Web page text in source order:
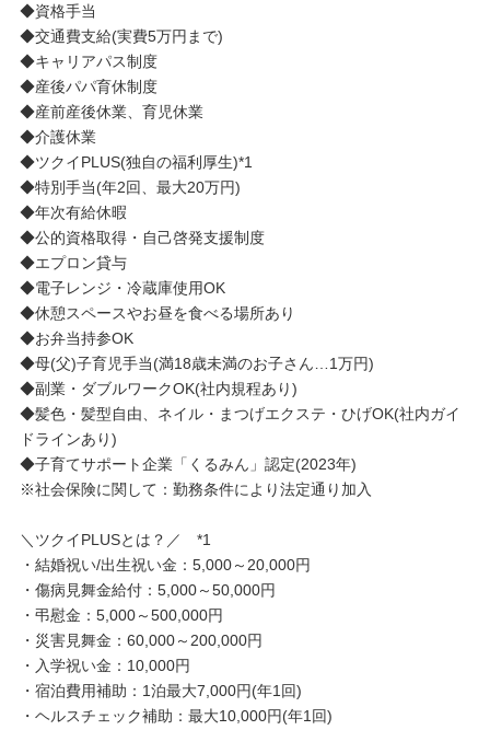
◆資格手当
◆交通費支給(実費5万円まで)
◆キャリアパス制度
◆産後パパ育休制度
◆産前産後休業、育児休業
◆介護休業
◆ツクイPLUS(独自の福利厚生)*1
◆特別手当(年2回、最大20万円)
◆年次有給休暇
◆公的資格取得・自己啓発支援制度
◆エプロン貸与
◆電子レンジ・冷蔵庫使用OK
◆休憩スペースやお昼を食べる場所あり
◆お弁当持参OK
◆母(父)子育児手当(満18歳未満のお子さん…1万円)
◆副業・ダブルワークOK(社内規程あり)
◆髪色・髪型自由、ネイル・まつげエクステ・ひげOK(社内ガイ
ドラインあり)
◆子育てサポート企業「くるみん」認定(2023年)
※社会保険に関して：勤務条件により法定通り加入
＼ツクイPLUSとは？／ *1
・結婚祝い/出生祝い金：5,000～20,000円
・傷病見舞金給付：5,000～50,000円
・弔慰金：5,000～500,000円
・災害見舞金：60,000～200,000円
・入学祝い金：10,000円
・宿泊費用補助：1泊最大7,000円(年1回)
・ヘルスチェック補助：最大10,000円(年1回)